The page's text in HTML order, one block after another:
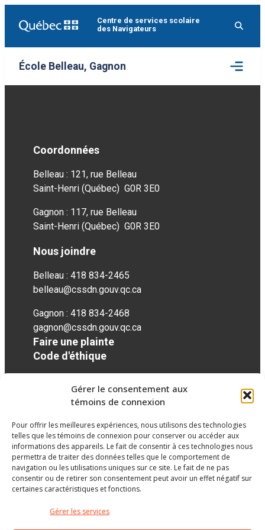
Gérer le consentement aux
témoins de connexion
Pour offrir les meilleures expériences, nous utilisons des technologies
telles que les témoins de connexion pour conserver ou accéder aux
informations des appareils. Le fait de consentir à ces technologies nous
permettra de traiter des données telles que le comportement de
navigation ou les utilisations uniques sur ce site. Le fait de ne pas
consentir ou de retirer son consentement peut avoir un effet négatif sur
certaines caractéristiques et fonctions.
Gérer les services
Centre de services scolaire
des Navigateurs
École Belleau, Gagnon
Ouvrir
le
menu
Coordonnées
Belleau : 121, rue Belleau
Saint-Henri (Québec) G0R 3E0
Gagnon : 117, rue Belleau
Saint-Henri (Québec) G0R 3E0
Nous joindre
Belleau : 418 834-2465
belleau@cssdn.gouv.qc.ca
Gagnon : 418 834-2468
gagnon@cssdn.gouv.qc.ca
Faire une plainte
Code d'éthique
Réseaux sociaux
facebook